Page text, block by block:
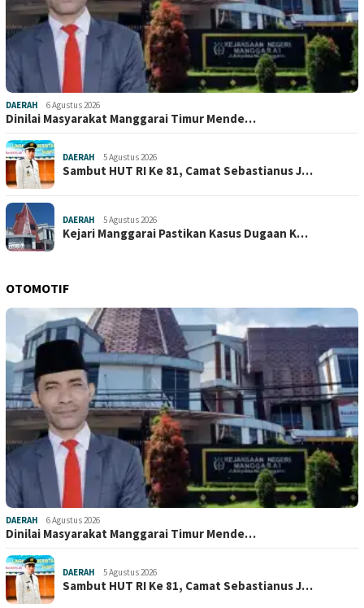
DAERAH 6 Agustus 2026
Dinilai Masyarakat Manggarai Timur Mende…
DAERAH 5 Agustus 2026
Sambut HUT RI Ke 81, Camat Sebastianus J…
DAERAH 5 Agustus 2026
Kejari Manggarai Pastikan Kasus Dugaan K…
OTOMOTIF
DAERAH 6 Agustus 2026
Dinilai Masyarakat Manggarai Timur Mende…
DAERAH 5 Agustus 2026
Sambut HUT RI Ke 81, Camat Sebastianus J…